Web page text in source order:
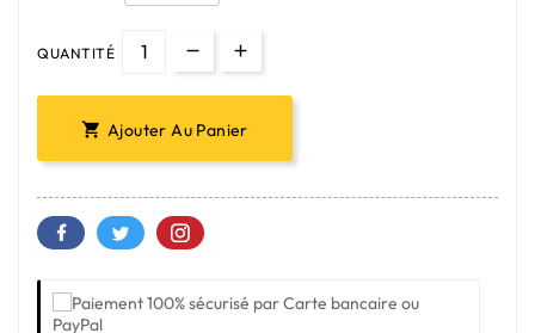
QUANTITÉ
 Ajouter Au Panier